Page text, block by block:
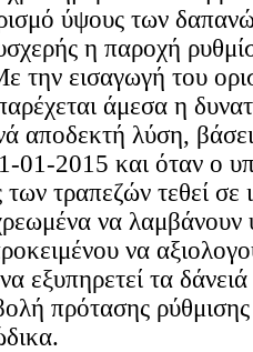
ύψους των
η παροχή
την εισαγωγή του
άμεσα η
αποδεκτή λύση, βάσει
01-2015 και όταν ο
τραπεζών τεθεί σε
να λαμβάνουν
να
εξυπηρετεί τα
πρότασης